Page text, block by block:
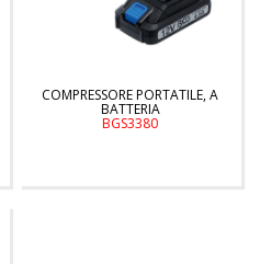
COMPRESSORE PORTATILE, A
BATTERIA
BGS3380